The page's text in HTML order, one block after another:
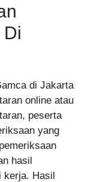
di Jakarta
online atau
peserta
yang
hasil
kerja. Hasil